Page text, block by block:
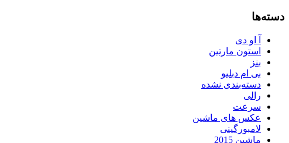
دسته‌ها
آ او دی
استون مارتین
بنز
بی ام دبلیو
دسته‌بندی نشده
رالی
سرعت
عکس های ماشین
لامبورگینی
ماشین 2015